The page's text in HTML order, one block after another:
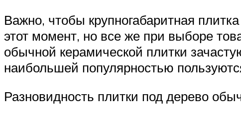
Важно, чтобы крупногабаритная
этот момент, но все же при выборе
обычной керамической плитки
наибольшей популярностью
Разновидность плитки под дерево